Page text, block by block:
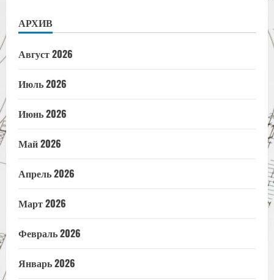
АРХИВ
Август 2026
Июль 2026
Июнь 2026
Май 2026
Апрель 2026
Март 2026
Февраль 2026
Январь 2026